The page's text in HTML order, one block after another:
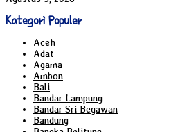
Kategori Populer
Aceh
Adat
Agama
Ambon
Bali
Bandar Lampung
Bandar Sri Begawan
Bandung